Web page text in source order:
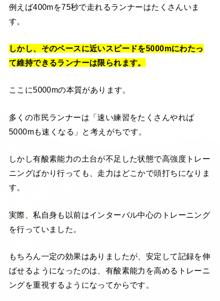
例えば400mを75秒で走れるランナーはたくさんいま
す。
しかし、そのペースに近いスピードを5000mにわたっ
て維持できるランナーは限られます。
ここに5000mの本質があります。
多くの市民ランナーは「速い練習をたくさんやれば
5000mも速くなる」と考えがちです。
しかし有酸素能力の土台が不足した状態で高強度トレー
ニングばかり行っても、走力はどこかで頭打ちになりま
す。
実際、私自身も以前はインターバル中心のトレーニング
を行っていました。
もちろん一定の効果はありましたが、安定して記録を伸
ばせるようになったのは、有酸素能力を高めるトレーニ
ングを重視するようになってからです。